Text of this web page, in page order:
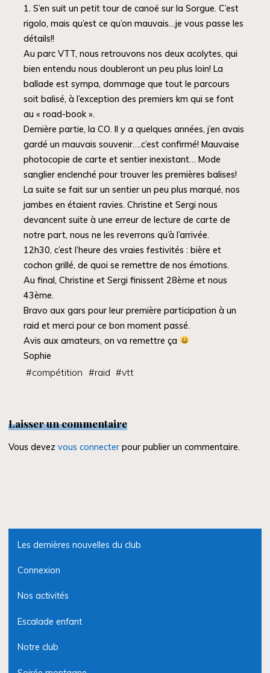
1. S’en suit un petit tour de canoë sur la Sorgue. C’est
rigolo, mais qu’est ce qu’on mauvais…je vous passe les
détails!!
Au parc VTT, nous retrouvons nos deux acolytes, qui
bien entendu nous doubleront un peu plus loin! La
ballade est sympa, dommage que tout le parcours
soit balisé, à l’exception des premiers km qui se font
au « road-book ».
Dernière partie, la CO. Il y a quelques années, j’en avais
gardé un mauvais souvenir….c’est confirmé! Mauvaise
photocopie de carte et sentier inexistant… Mode
sanglier enclenché pour trouver les premières balises!
La suite se fait sur un sentier un peu plus marqué, nos
jambes en étaient ravies. Christine et Sergi nous
devancent suite à une erreur de lecture de carte de
notre part, nous ne les reverrons qu’à l’arrivée.
12h30, c’est l’heure des vraies festivités : bière et
cochon grillé, de quoi se remettre de nos émotions.
Au final, Christine et Sergi finissent 28ème et nous
43ème.
Bravo aux gars pour leur première participation à un
raid et merci pour ce bon moment passé.
Avis aux amateurs, on va remettre ça
Sophie
#compétition #raid #vtt
Laisser un commentaire
Vous devezvous connecter pour publier un commentaire.
Les dernières nouvelles du club
Connexion
Nos activités
Escalade enfant
Notre club